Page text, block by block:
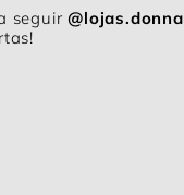
seguir@lojas.donna